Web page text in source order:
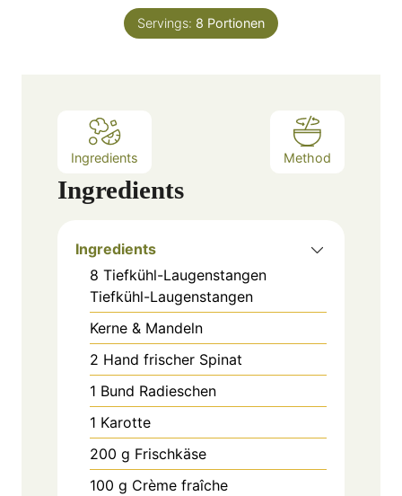
e
s
n
u
Servings: 8 Portionen
Ingredients Method
Ingredients
Ingredients
8 Tiefkühl-Laugenstangen
Tiefkühl-Laugenstangen
Kerne & Mandeln
2 Hand frischer Spinat
1 Bund Radieschen
1 Karotte
200 g Frischkäse
100 g Crème fraîche